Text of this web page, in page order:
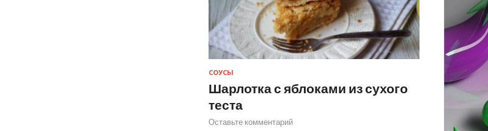
СОУСЫ
Шарлотка с яблоками из сухого
теста
Оставьте комментарий